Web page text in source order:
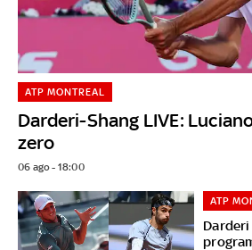
Darderi-Shang LIVE:
zero
ATP MONTREAL
06 ago - 18:00
ATP